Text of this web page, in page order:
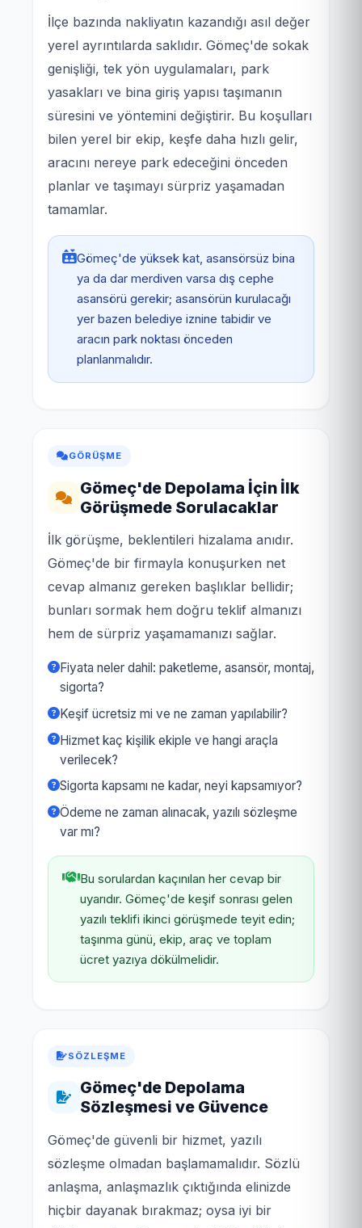
İlçe bazında nakliyatın kazandığı asıl değer
yerel ayrıntılarda saklıdır. Gömeç'de sokak
genişliği, tek yön uygulamaları, park
yasakları ve bina giriş yapısı taşımanın
süresini ve yöntemini değiştirir. Bu koşulları
bilen yerel bir ekip, keşfe daha hızlı gelir,
aracını nereye park edeceğini önceden
planlar ve taşımayı sürpriz yaşamadan
tamamlar.
Gömeç'de yüksek kat, asansörsüz bina
ya da dar merdiven varsa dış cephe
asansörü gerekir; asansörün kurulacağı
yer bazen belediye iznine tabidir ve
aracın park noktası önceden
planlanmalıdır.
GÖRÜŞME
Gömeç'de Depolama İçin İlk
Görüşmede Sorulacaklar
İlk görüşme, beklentileri hizalama anıdır.
Gömeç'de bir firmayla konuşurken net
cevap almanız gereken başlıklar bellidir;
bunları sormak hem doğru teklif almanızı
hem de sürpriz yaşamamanızı sağlar.
Fiyata neler dahil: paketleme, asansör, montaj,
sigorta?
Keşif ücretsiz mi ve ne zaman yapılabilir?
Hizmet kaç kişilik ekiple ve hangi araçla
verilecek?
Sigorta kapsamı ne kadar, neyi kapsamıyor?
Ödeme ne zaman alınacak, yazılı sözleşme
var mı?
Bu sorulardan kaçınılan her cevap bir
uyarıdır. Gömeç'de keşif sonrası gelen
yazılı teklifi ikinci görüşmede teyit edin;
taşınma günü, ekip, araç ve toplam
ücret yazıya dökülmelidir.
SÖZLEŞME
Gömeç'de Depolama
Sözleşmesi ve Güvence
Gömeç'de güvenli bir hizmet, yazılı
sözleşme olmadan başlamamalıdır. Sözlü
anlaşma, anlaşmazlık çıktığında elinizde
hiçbir dayanak bırakmaz; oysa iyi bir